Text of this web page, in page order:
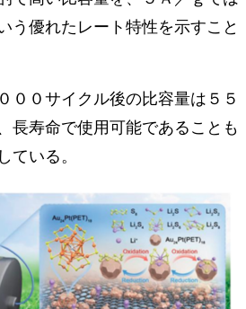
う優れたレート特性を示すこと
００サイクル後の比容量は５５
長寿命で使用可能であることも
いる。